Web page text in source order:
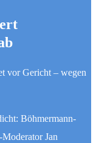
vor Gericht – wegen
Böhmermann-
Jan